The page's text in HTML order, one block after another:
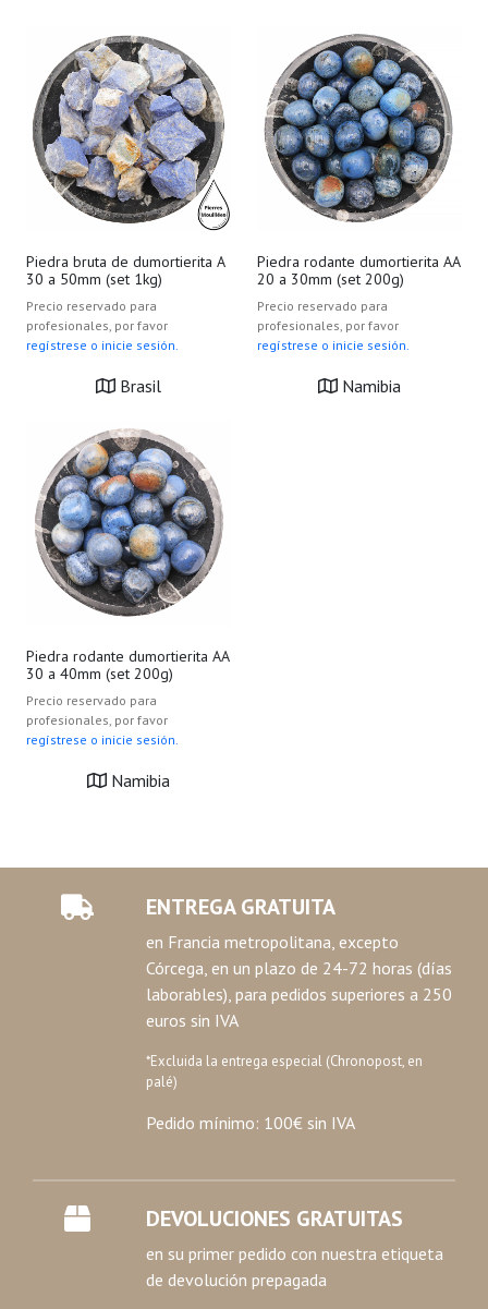
Piedra bruta de dumortierita A
30 a 50mm (set 1kg)
Precio reservado para
profesionales, por favor
regístrese o inicie sesión.
Brasil
Piedra rodante dumortierita AA
20 a 30mm (set 200g)
Precio reservado para
profesionales, por favor
regístrese o inicie sesión.
Namibia
Piedra rodante dumortierita AA
30 a 40mm (set 200g)
Precio reservado para
profesionales, por favor
regístrese o inicie sesión.
Namibia
ENTREGA GRATUITA
en Francia metropolitana, excepto
Córcega, en un plazo de 24-72 horas (días
laborables), para pedidos superiores a 250
euros sin IVA
*Excluida la entrega especial (Chronopost, en
palé)
Pedido mínimo: 100€ sin IVA
DEVOLUCIONES GRATUITAS
en su primer pedido con nuestra etiqueta
de devolución prepagada